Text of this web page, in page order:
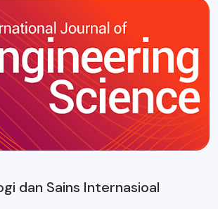
dan Sains Internasioal